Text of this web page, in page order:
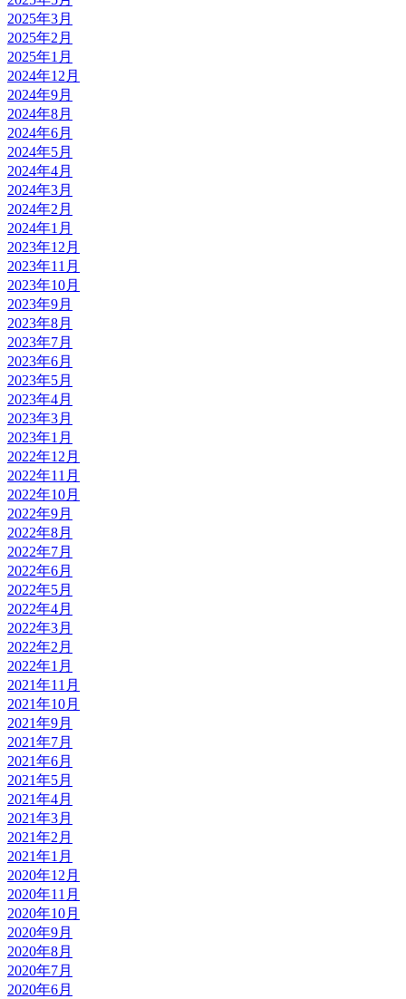
2025年3月
2025年2月
2025年1月
2024年12月
2024年9月
2024年8月
2024年6月
2024年5月
2024年4月
2024年3月
2024年2月
2024年1月
2023年12月
2023年11月
2023年10月
2023年9月
2023年8月
2023年7月
2023年6月
2023年5月
2023年4月
2023年3月
2023年1月
2022年12月
2022年11月
2022年10月
2022年9月
2022年8月
2022年7月
2022年6月
2022年5月
2022年4月
2022年3月
2022年2月
2022年1月
2021年11月
2021年10月
2021年9月
2021年7月
2021年6月
2021年5月
2021年4月
2021年3月
2021年2月
2021年1月
2020年12月
2020年11月
2020年10月
2020年9月
2020年8月
2020年7月
2020年6月